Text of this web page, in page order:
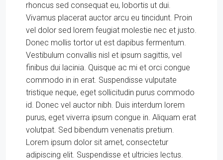
rhoncus sed consequat eu, lobortis ut dui.
Vivamus placerat auctor arcu eu tincidunt. Proin
vel dolor sed lorem feugiat molestie nec et justo.
Donec mollis tortor ut est dapibus fermentum.
Vestibulum convallis nisl et ipsum sagittis, vel
finibus dui lacinia. Quisque ac mi et orci congue
commodo in in erat. Suspendisse vulputate
tristique neque, eget sollicitudin purus commodo
id. Donec vel auctor nibh. Duis interdum lorem
purus, eget viverra ipsum congue in. Aliquam erat
volutpat. Sed bibendum venenatis pretium.
Lorem ipsum dolor sit amet, consectetur
adipiscing elit. Suspendisse et ultricies lectus.